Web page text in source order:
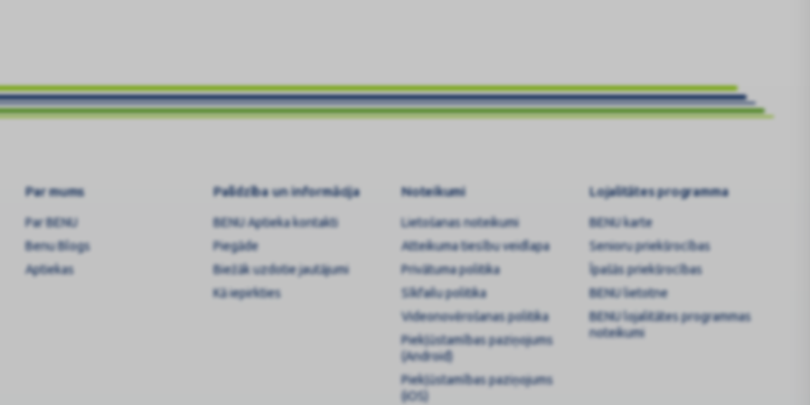
Par mums
Par BENU
Benu Blogs
Aptiekas
Palīdzība un informācija
BENU Aptieka kontakti
Piegāde
Biežāk uzdotie jautājumi
Kā iepirkties
Noteikumi
Lietošanas noteikumi
Atteikuma tiesību veidlapa
Privātuma politika
Sīkfailu politika
Videonovērošanas politika
Piekļūstamības paziņojums
(Android)
Piekļūstamības paziņojums
(iOS)
Lojalitātes programma
BENU karte
Senioru priekšrocības
Īpašās priekšrocības
BENU lietotne
BENU lojalitātes programmas
noteikumi